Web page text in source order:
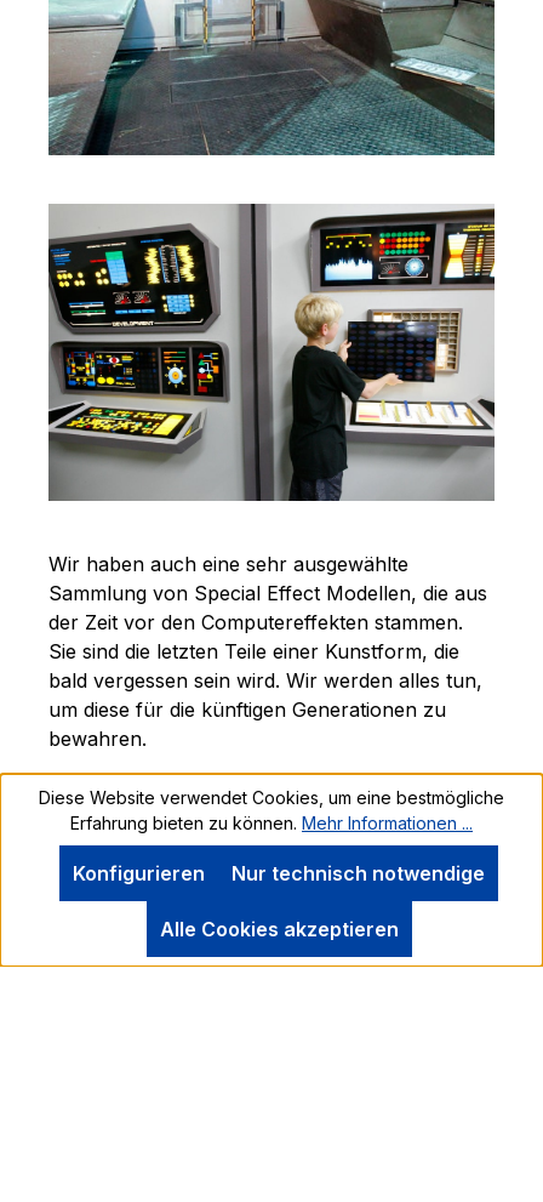
Wir haben auch eine sehr ausgewählte
Sammlung von Special Effect Modellen, die aus
der Zeit vor den Computereffekten stammen.
Sie sind die letzten Teile einer Kunstform, die
bald vergessen sein wird. Wir werden alles tun,
um diese für die künftigen Generationen zu
bewahren.
Kontakt
Diese Website verwendet Cookies, um eine bestmögliche
Erfahrung bieten zu können. Mehr Informationen ...
Nur technisch notwendige
Konfigurieren
Alle Cookies akzeptieren